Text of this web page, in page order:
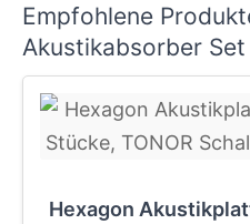
Empfohlene
Akustikabsorber Set
Hexagon